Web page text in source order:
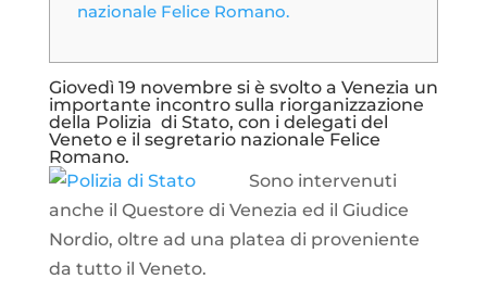
nazionale Felice Romano.
Giovedì 19 novembre si è svolto a Venezia un
importante incontro sulla riorganizzazione
della Polizia di Stato, con i delegati del
Veneto e il segretario nazionale Felice
Romano.
Sono intervenuti
anche il Questore di Venezia ed il Giudice
Nordio, oltre ad una platea di proveniente
da tutto il Veneto.